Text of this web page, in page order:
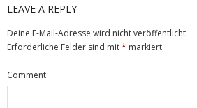
LEAVE A REPLY
Deine E-Mail-Adresse wird nicht veröffentlicht.
Erforderliche Felder sind mit* markiert
Comment